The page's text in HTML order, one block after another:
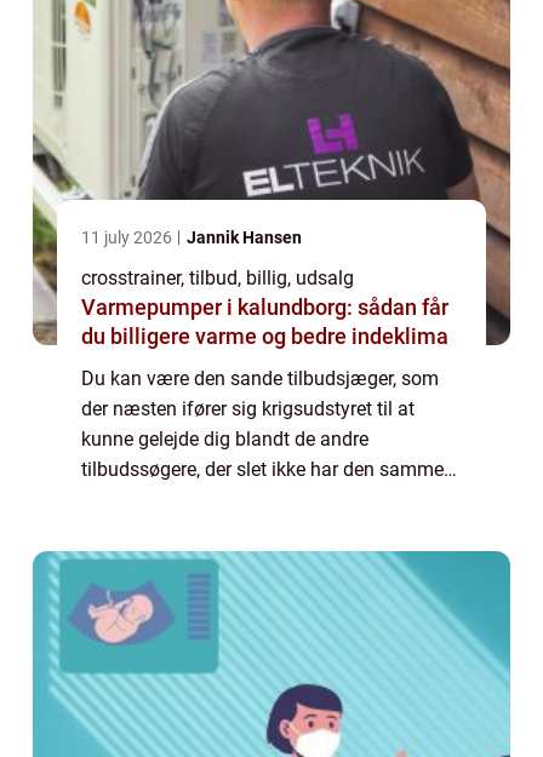
11 july 2026 Jannik Hansen
crosstrainer, tilbud, billig, udsalg
Varmepumper i kalundborg: sådan får
du billigere varme og bedre indeklima
Du kan være den sande tilbudsjæger, som
der næsten ifører sig krigsudstyret til at
kunne gelejde dig blandt de andre
tilbudssøgere, der slet ikke har den samme